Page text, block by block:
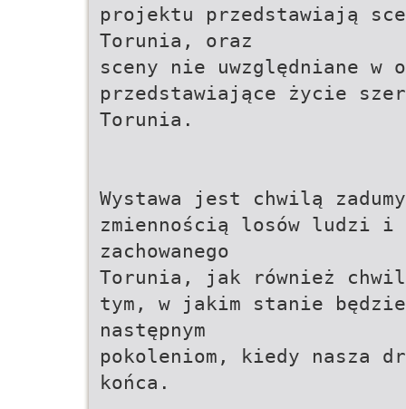
projektu przedstawiają
Torunia, oraz
sceny nie uwzględniane w
przedstawiające życie
Torunia.
Wystawa jest chwilą
zmiennością losów ludzi i
zachowanego
Torunia, jak również
tym, w jakim stanie
następnym
pokoleniom, kiedy nasza
końca.